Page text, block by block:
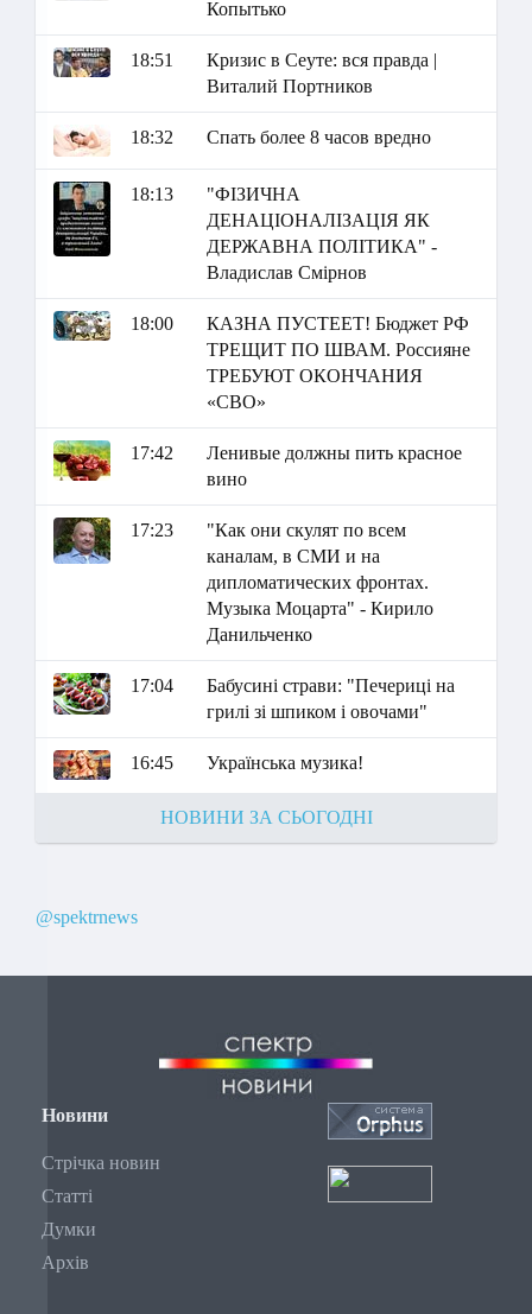
Копытько
18:51
Кризис в Сеуте: вся правда |
Виталий Портников
18:32 Спать более 8 часов вредно
18:13
"ФІЗИЧНА
ДЕНАЦІОНАЛІЗАЦІЯ ЯК
ДЕРЖАВНА ПОЛІТИКА" -
Владислав Смірнов
18:00
КАЗНА ПУСТЕЕТ! Бюджет РФ
ТРЕЩИТ ПО ШВАМ. Россияне
ТРЕБУЮТ ОКОНЧАНИЯ
«СВО»
17:42
Ленивые должны пить красное
вино
17:23
"Как они скулят по всем
каналам, в СМИ и на
дипломатических фронтах.
Музыка Моцарта" - Кирило
Данильченко
17:04
Бабусині страви: "Печериці на
грилі зі шпиком і овочами"
16:45 Українська музика!
НОВИНИ ЗА СЬОГОДНІ
@spektrnews
Новини
Стрічка новин
Статті
Думки
Архів